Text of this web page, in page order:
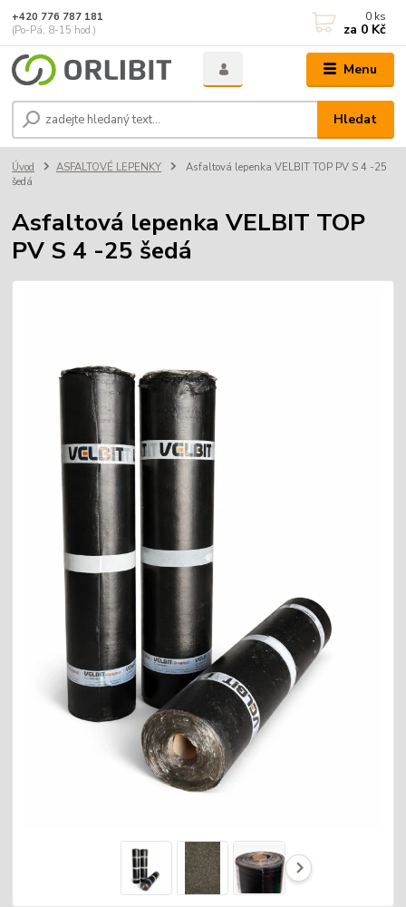
Menu
Hledat
+420 776 787 181
(Po-Pá, 8-15 hod.)
0 ks
za 0 Kč
Úvod ASFALTOVÉ LEPENKY
Asfaltová lepenka VELBIT TOP PV S 4 -25
šedá
Asfaltová lepenka VELBIT TOP
PV S 4 -25 šedá